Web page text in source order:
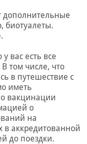
биотуалеты.
вас есть все
том числе, что
в путешествие с
иметь
вакцинации
о
на
в аккредитованной
до поездки.